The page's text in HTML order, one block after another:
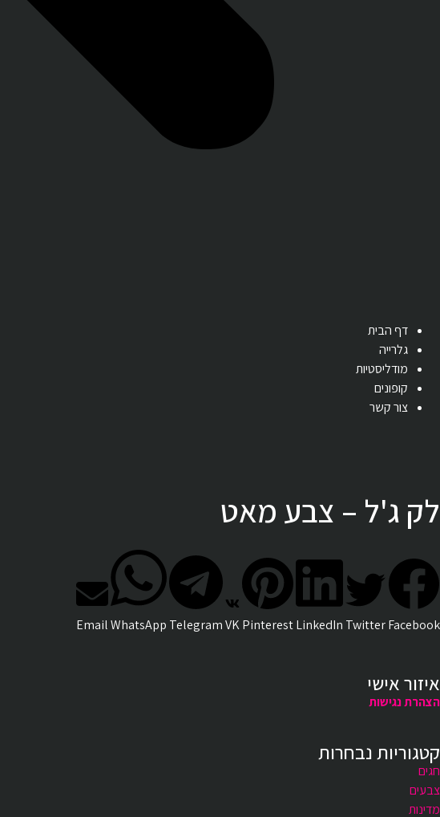
דף הבית
גלרייה
מודליסטיות
קופונים
צור קשר
לק ג'ל – צבע מאט
Facebook
Twitter
LinkedIn
Pinterest
VK
Telegram
WhatsApp
Email
איזור אישי
הצהרת נגישות
קטגוריות נבחרות
חגים
צבעים
מדינות